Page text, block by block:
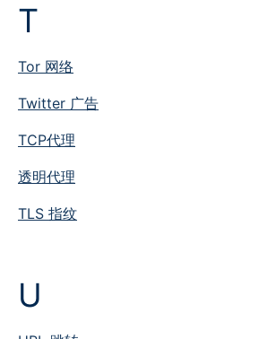
T
Tor 网络
Twitter 广告
TCP代理
透明代理
TLS 指纹
U